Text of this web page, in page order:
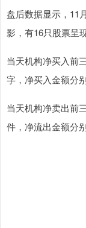
盘后数据显示，11
影，有16只股票呈
当天机构净买入前
字，净买入金额分
当天机构净卖出前
件，净流出金额分